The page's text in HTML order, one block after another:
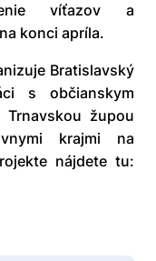
víťazov a
konci apríla.
Bratislavský
s občianskym
župou
krajmi na
nájdete tu: